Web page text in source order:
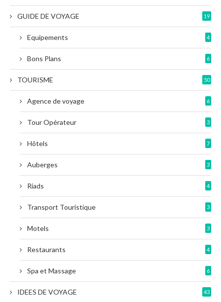
GUIDE DE VOYAGE 19
Equipements 4
Bons Plans 6
TOURISME 50
Agence de voyage 6
Tour Opérateur 3
Hôtels 7
Auberges 3
Riads 4
Transport Touristique 3
Motels 3
Restaurants 4
Spa et Massage 6
IDEES DE VOYAGE 43